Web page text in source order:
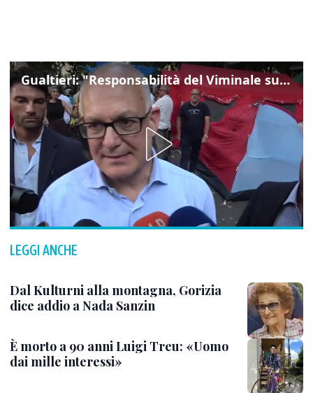
Gualtieri: "Responsabilità del Viminale su Spin Time? La posizione dei partiti è nota"
LEGGI ANCHE
Dal Kulturni alla montagna, Gorizia
dice addio a Nada Sanzin
È morto a 90 anni Luigi Treu: «Uomo
dai mille interessi»